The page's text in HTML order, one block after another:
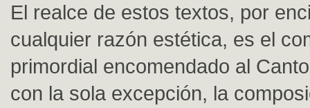
El realce de estos textos, por
cualquier razón estética, es el
primordial encomendado al
con la sola excepción, la